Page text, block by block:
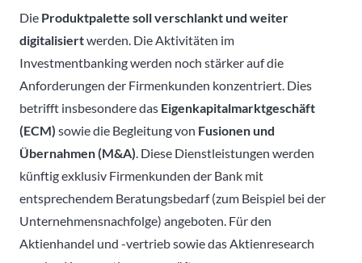
Die Produktpalette soll verschlankt und weiter
digitalisiertwerden. Die Aktivitäten im
Investmentbanking werden noch stärker auf die
Anforderungen der Firmenkunden konzentriert. Dies
betrifft insbesondere das Eigenkapitalmarktgeschäft
(ECM) sowie die Begleitung von Fusionen und
Übernahmen (M&A). Diese Dienstleistungen werden
künftig exklusiv Firmenkunden der Bank mit
entsprechendem Beratungsbedarf (zum Beispiel bei der
Unternehmensnachfolge) angeboten. Für den
Aktienhandel und -vertrieb sowie das Aktienresearch